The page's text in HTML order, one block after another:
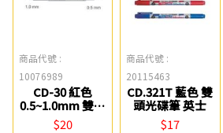
商品代號 :
10076989
CD-30 紅色
0.5~1.0mm 雙頭
光碟筆 雄獅
$20
商品代號 :
20115463
CD.321T 藍色 雙
頭光碟筆 英士
$17